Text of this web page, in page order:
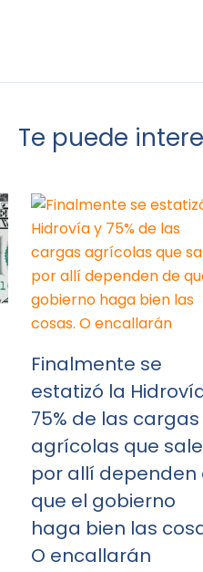
Te puede
Finalmente se
estatizó la
75% de las cargas
agrícolas que
por allí dependen
que el gobierno
haga bien las
O encallarán